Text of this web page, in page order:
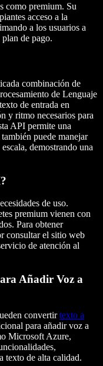
como premium. Su
acceso a la
a los usuarios a
de pago.
combinación de
de Lenguaje
de entrada en
y ritmo necesarios para
API permite una
puede manejar
demostrando una
de uso.
premium vienen con
Para obtener
consultar el sitio web
de atención al
Añadir Voz a
convertirtexto a
para añadir voz a
Microsoft Azure,
texto de alta calidad.